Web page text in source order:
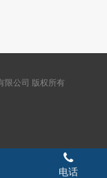
公司 版权所有
电话